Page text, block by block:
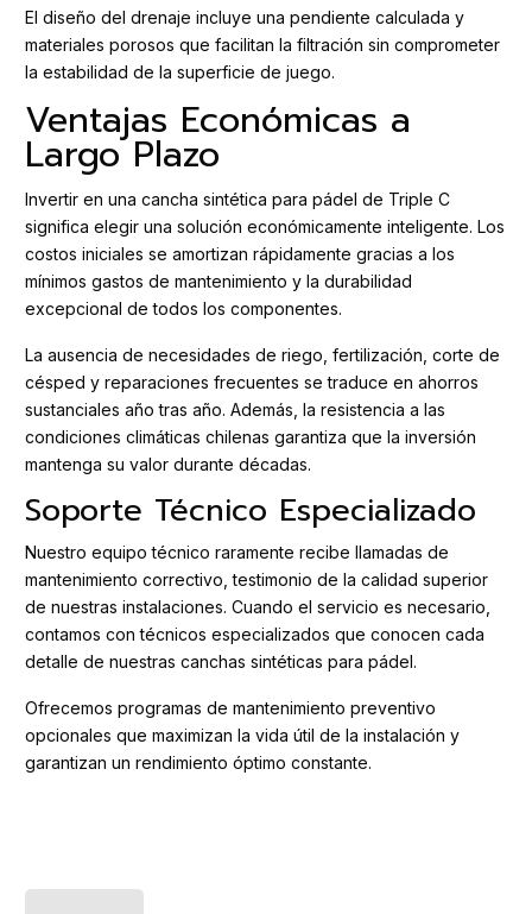
El diseño del drenaje incluye una pendiente calculada y
materiales porosos que facilitan la filtración sin comprometer
la estabilidad de la superficie de juego.
Ventajas Económicas a
Largo Plazo
Invertir en una cancha sintética para pádel de Triple C
significa elegir una solución económicamente inteligente. Los
costos iniciales se amortizan rápidamente gracias a los
mínimos gastos de mantenimiento y la durabilidad
excepcional de todos los componentes.
La ausencia de necesidades de riego, fertilización, corte de
césped y reparaciones frecuentes se traduce en ahorros
sustanciales año tras año. Además, la resistencia a las
condiciones climáticas chilenas garantiza que la inversión
mantenga su valor durante décadas.
Soporte Técnico Especializado
Nuestro equipo técnico raramente recibe llamadas de
mantenimiento correctivo, testimonio de la calidad superior
de nuestras instalaciones. Cuando el servicio es necesario,
contamos con técnicos especializados que conocen cada
detalle de nuestras canchas sintéticas para pádel.
Ofrecemos programas de mantenimiento preventivo
opcionales que maximizan la vida útil de la instalación y
garantizan un rendimiento óptimo constante.